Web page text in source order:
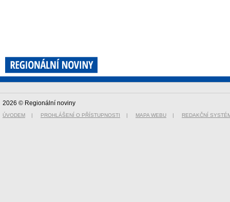
2026 © Regionální noviny
ÚVODEM | PROHLÁŠENÍ O PŘÍSTUPNOSTI | MAPA WEBU | REDAKČNÍ